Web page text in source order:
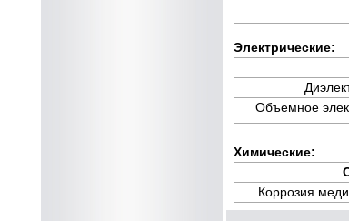
Электрические:
Объемное
Химические:
Коррозия меди